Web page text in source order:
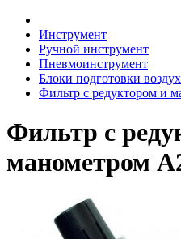
Инструмент
Pучнoй инcтpумeнт
Пнeвмoинcтpумeнт
Блoки пoдгoтoвки
Фильтр с редуктором и
Фильтр с
манометром